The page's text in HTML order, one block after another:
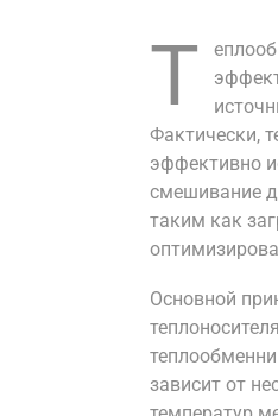
Т
Фактически,
эффективно
смешивание
таким как
Основной
зависит от